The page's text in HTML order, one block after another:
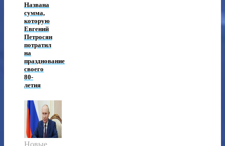
Названа
сумма,
которую
Евгений
Петросян
потратил
на
празднование
своего
80-
летия